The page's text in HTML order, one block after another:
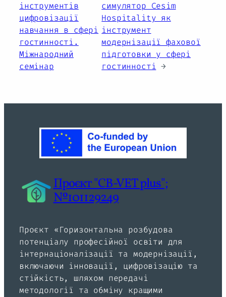
інструментів
цифровізації
навчання в сфері
гостинності.
Міжнародний
семінар
симулятор Cesim
Hospitality як
інструмент
модернізації фахової
підготовки у сфері
гостинності →
Проєкт "CB-VET plus";
№101129249
Проєкт «Горизонтальна розбудова
потенціалу професійної освіти для
інтернаціоналізації та модернізації,
включаючи інновації, цифровізацію та
стійкість, шляхом передачі
методології та обміну кращими